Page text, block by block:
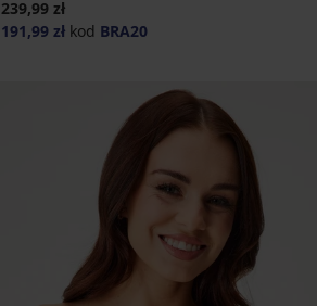
239,99 zł
191,99 zł kod BRA20